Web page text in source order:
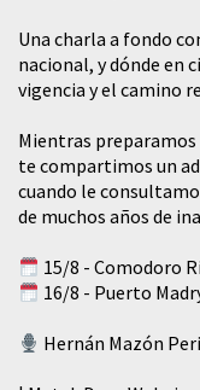
​Una charla a fondo
nacional, y dónde en
vigencia y el camino
Mientras
te compartimos un
cuando le
de muchos años de
15/8 - Comodoro
16/8 - Puerto
Hernán Mazón